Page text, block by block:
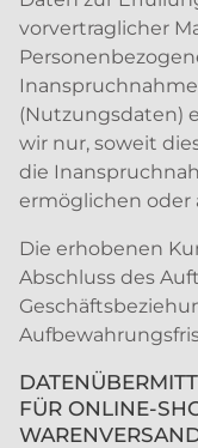
vorvertraglicher
(Nutzungsdaten)
wir nur, soweit
die
ermöglichen oder
Die erhobenen
Abschluss des
FÜR ONLINE-